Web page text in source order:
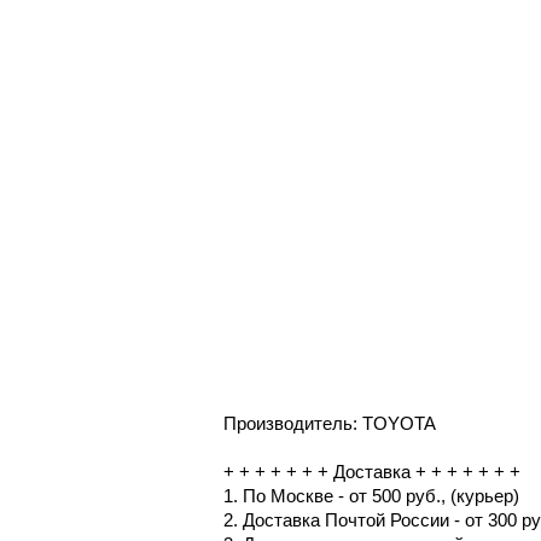
Производитель: TOYOTA
+ + + + + + + Доставка + + + + + + +
1. По Москве - от 500 руб., (курьер)
2. Доставка Почтой России - от 300